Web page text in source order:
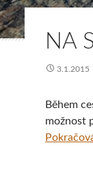
NA
3.1.2015
Během
možnost